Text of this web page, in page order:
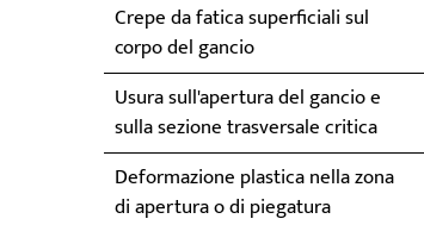
Crepe da fatica superficiali sul
corpo del gancio
Usura sull'apertura del gancio e
sulla sezione trasversale critica
Deformazione plastica nella zona
di apertura o di piegatura